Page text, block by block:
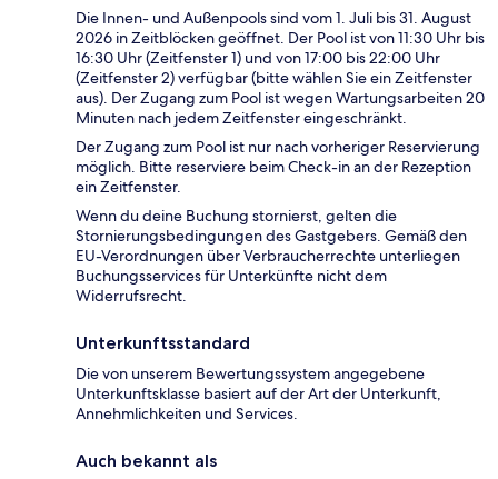
Die Innen- und Außenpools sind vom 1. Juli bis 31. August
2026 in Zeitblöcken geöffnet. Der Pool ist von 11:30 Uhr bis
16:30 Uhr (Zeitfenster 1) und von 17:00 bis 22:00 Uhr
(Zeitfenster 2) verfügbar (bitte wählen Sie ein Zeitfenster
aus). Der Zugang zum Pool ist wegen Wartungsarbeiten 20
Minuten nach jedem Zeitfenster eingeschränkt.
Der Zugang zum Pool ist nur nach vorheriger Reservierung
möglich. Bitte reserviere beim Check-in an der Rezeption
ein Zeitfenster.
Wenn du deine Buchung stornierst, gelten die
Stornierungsbedingungen des Gastgebers. Gemäß den
EU-Verordnungen über Verbraucherrechte unterliegen
Buchungsservices für Unterkünfte nicht dem
Widerrufsrecht.
Unterkunftsstandard
Die von unserem Bewertungssystem angegebene
Unterkunftsklasse basiert auf der Art der Unterkunft,
Annehmlichkeiten und Services.
Auch bekannt als